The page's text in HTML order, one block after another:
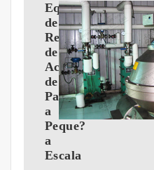
Equipo
de
Refinación
de
Aceite
de
Palma
a
Peque?
a
Escala